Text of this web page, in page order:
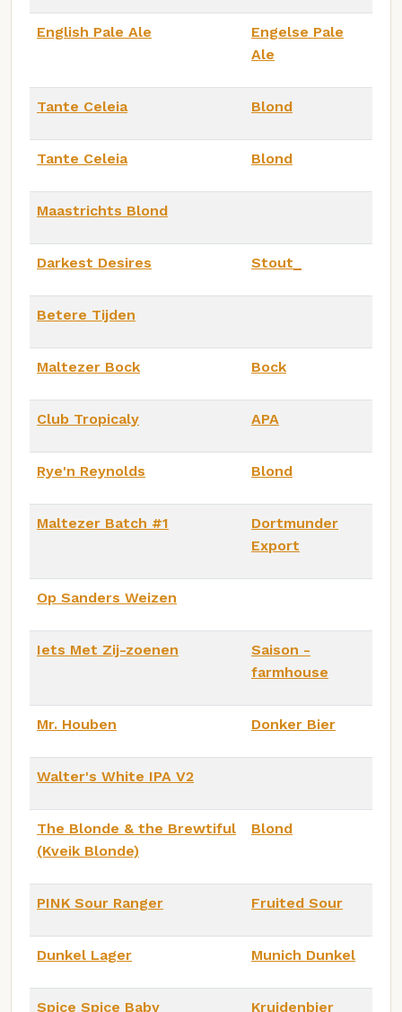
English Pale Ale
Engelse Pale
Ale
Tante Celeia Blond
Tante Celeia Blond
Maastrichts Blond
Darkest Desires Stout_
Betere Tijden
Maltezer Bock Bock
Club Tropicaly APA
Rye'n Reynolds Blond
Maltezer Batch #1
Dortmunder
Export
Op Sanders Weizen
Iets Met Zij-zoenen
Saison -
farmhouse
Mr. Houben Donker Bier
Walter's White IPA V2
The Blonde & the Brewtiful
(Kveik Blonde)
Blond
PINK Sour Ranger Fruited Sour
Dunkel Lager Munich Dunkel
Spice Spice Baby Kruidenbier